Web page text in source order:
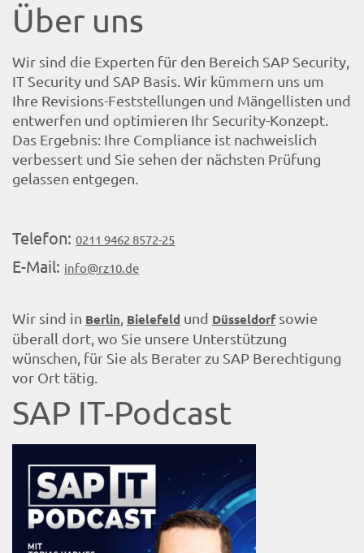
Über uns
Wir sind die Experten für den Bereich SAP Security,
IT Security und SAP Basis. Wir kümmern uns um
Ihre Revisions-Feststellungen und Mängellisten und
entwerfen und optimieren Ihr Security-Konzept.
Das Ergebnis: Ihre Compliance ist nachweislich
verbessert und Sie sehen der nächsten Prüfung
gelassen entgegen.
Telefon: 0211 9462 8572-25
E-Mail: info@rz10.de
Wir sind in Berlin Bielefeld und Düsseldorfsowie
überall dort, wo Sie unsere Unterstützung
wünschen, für Sie als Berater zu SAP Berechtigung
vor Ort tätig.
SAP IT-Podcast